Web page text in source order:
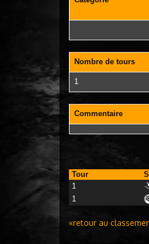
Nombre de tours
1
Commentaire
Tour
1
1
«retour au